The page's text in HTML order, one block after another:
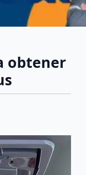
obtener